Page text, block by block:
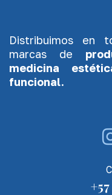
Distribuimos en
marcas de
medicina
funcional.